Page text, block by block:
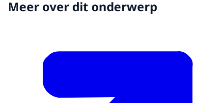
Meer over dit onderwerp